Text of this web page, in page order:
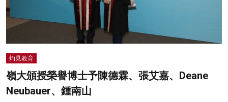
灼見教育
嶺大頒授榮譽博士予陳德霖、張艾嘉、Deane
Neubauer、鍾南山